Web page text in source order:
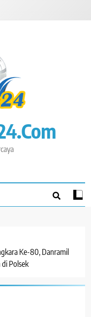
Ke-80, Danramil
Polsek